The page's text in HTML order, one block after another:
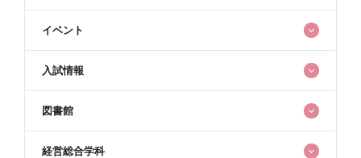
イベント
入試情報
図書館
経営総合学科